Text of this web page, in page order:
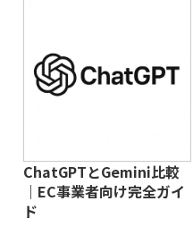
ChatGPTとGemini比較
｜EC事業者向け完全ガイ
ド